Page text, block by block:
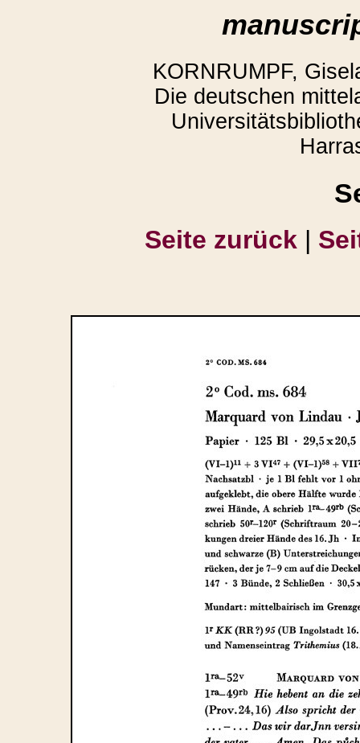
KORNRUMPF,
Die deutschen
Seite zurück |